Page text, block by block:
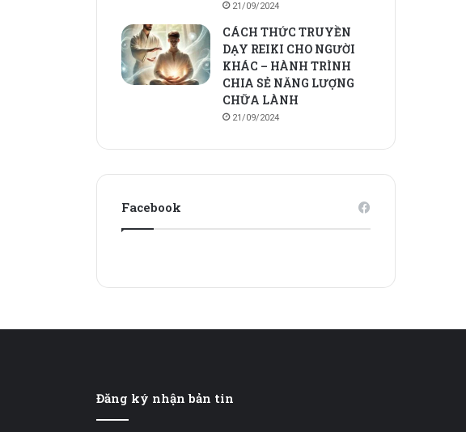
21/09/2024
CÁCH THỨC TRUYỀN
DẠY REIKI CHO NGƯỜI
KHÁC – HÀNH TRÌNH
CHIA SẺ NĂNG LƯỢNG
CHỮA LÀNH
21/09/2024
Facebook
Đăng ký nhận bản tin